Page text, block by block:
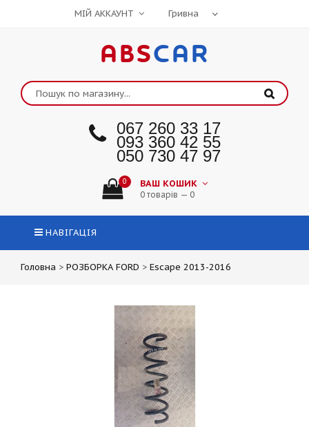
МІЙ АККАУНТ
ABSCAR
067 260 33 17
093 360 42 55
050 730 47 97
0 ВАШ КОШИК
0 товарів — 0
НАВІГАЦІЯ
Головна > РОЗБОРКА FORD > Escape 2013-2016